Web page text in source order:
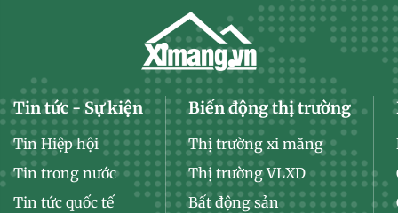
Tin tức - Sự kiện
Tin Hiệp hội
Tin trong nước
Tin tức quốc tế
Biến động thị trường
Thị trường xi măng
Thị trường VLXD
Bất động sản